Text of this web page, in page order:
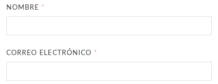
NOMBRE *
CORREO ELECTRÓNICO *